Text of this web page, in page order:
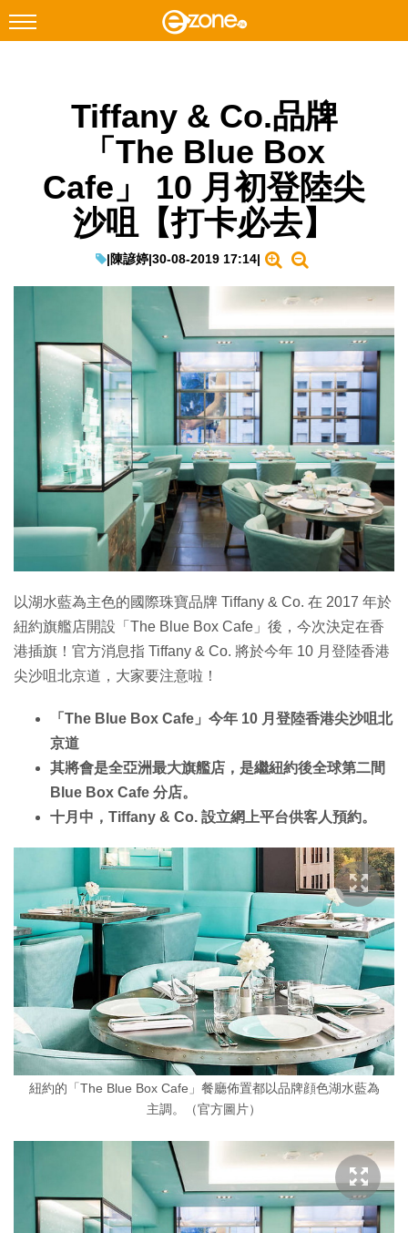
Facebook Instagram
網絡生活
EduTech
生成式AI與雲端應用
Enterprise Digital Transformation
Tiffany & Co.品牌
「The Blue Box
Cafe」 10 月初登陸尖
沙咀【打卡必去】
|陳諺婷|30-08-2019 17:14|
以湖水藍為主色的國際珠寶品牌 Tiffany & Co. 在 2017 年於
紐約旗艦店開設「The Blue Box Cafe」後，今次決定在香
港插旗！官方消息指 Tiffany & Co. 將於今年 10 月登陸香港
尖沙咀北京道，大家要注意啦！
「The Blue Box Cafe」今年 10 月登陸香港尖沙咀北
京道
其將會是全亞洲最大旗艦店，是繼紐約後全球第二間
Blue Box Cafe 分店。
十月中，Tiffany & Co. 設立網上平台供客人預約。
紐約的「The Blue Box Cafe」餐廳佈置都以品牌顔色湖水藍為
主調。（官方圖片）